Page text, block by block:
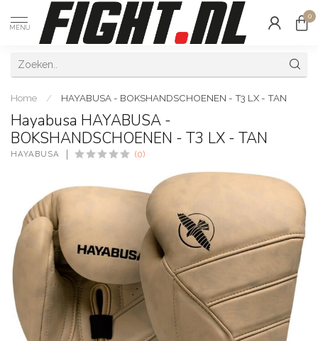
MENU
0
Home / HAYABUSA - BOKSHANDSCHOENEN - T3 LX - TAN
Hayabusa HAYABUSA -
BOKSHANDSCHOENEN - T3 LX - TAN
HAYABUSA (0)